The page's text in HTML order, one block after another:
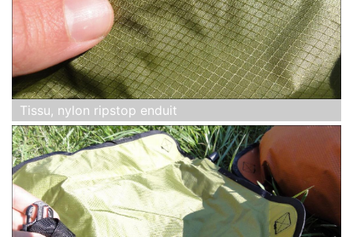
Tissu, nylon ripstop enduit